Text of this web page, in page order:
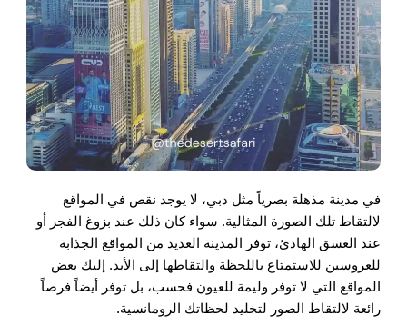
في مدينة مذهلة بصرياً مثل دبي، لا يوجد نقص في المواقع
لالتقاط تلك الصورة المثالية. سواء كان ذلك عند بزوغ الفجر أو
عند الغسق الهادئ، توفر المدينة العديد من المواقع الجذابة
للعروسين للاستمتاع باللحظة والتقاطها إلى الأبد. إليك بعض
المواقع التي لا توفر وليمة للعيون فحسب، بل توفر أيضاً فرصاً
رائعة لالتقاط الصور لتخليد لحظاتك الرومانسية.